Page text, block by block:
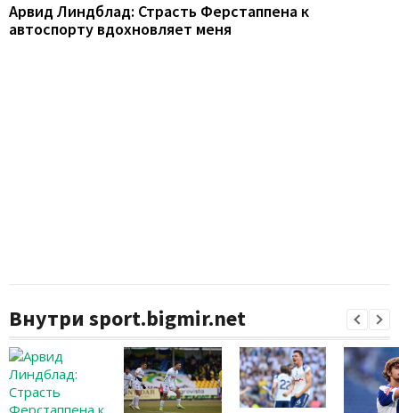
Арвид Линдблад: Страсть Ферстаппена к
автоспорту вдохновляет меня
Внутри sport.bigmir.net